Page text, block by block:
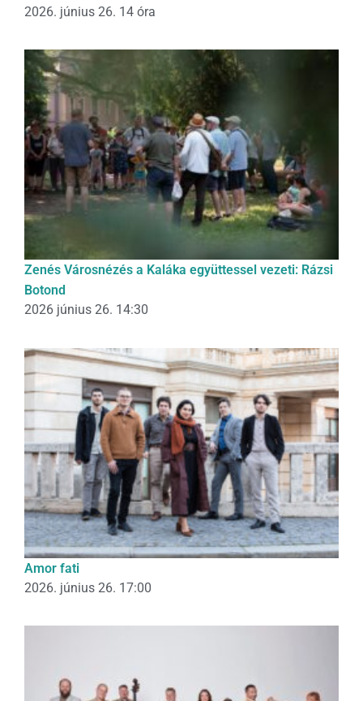
2026. június 26. 14 óra
Zenés Városnézés a Kaláka együttessel vezeti: Rázsi
Botond
2026 június 26. 14:30
Amor fati
2026. június 26. 17:00